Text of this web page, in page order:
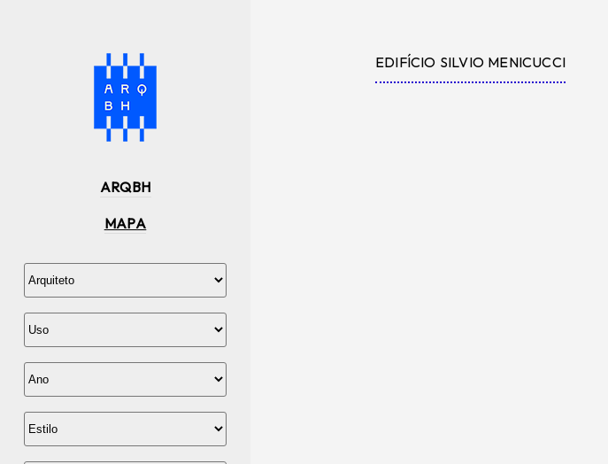
ARQBH
MAPA
EDIFÍCIO SILVIO MENICUCCI